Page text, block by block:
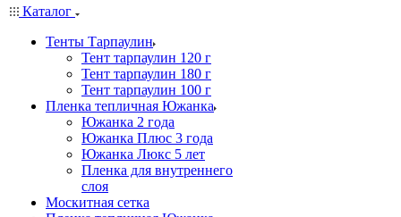
Каталог
Тенты Тарпаулин
Тент тарпаулин 120 г
Тент тарпаулин 180 г
Тент тарпаулин 100 г
Пленка тепличная Южанка
Южанка 2 года
Южанка Плюс 3 года
Южанка Люкс 5 лет
Пленка для внутреннего
слоя
Москитная сетка